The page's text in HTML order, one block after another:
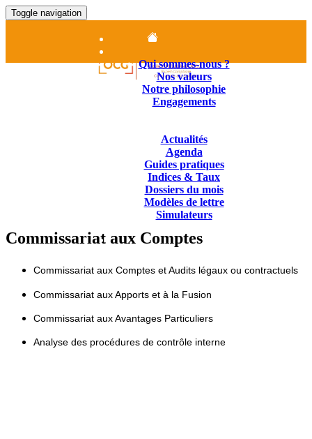
Toggle navigation
Qui sommes-nous ?
Nos valeurs
Notre philosophie
Engagements
Actualités
Agenda
Guides pratiques
Indices & Taux
Dossiers du mois
Modèles de lettre
Simulateurs
01.84.25.14.25
Commissariat aux Comptes
Commissariat aux Comptes et Audits légaux ou contractuels
Commissariat aux Apports et à la Fusion
Commissariat aux Avantages Particuliers
Analyse des procédures de contrôle interne